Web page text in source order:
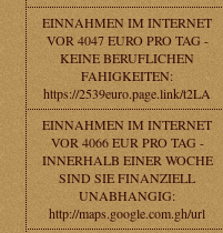
EINNAHMEN IM INTERNET
VOR 4047 EURO PRO TAG -
KEINE BERUFLICHEN
FAHIGKEITEN:
https://2539euro.page.link/t2LA
EINNAHMEN IM INTERNET
VOR 4066 EUR PRO TAG -
INNERHALB EINER WOCHE
SIND SIE FINANZIELL
UNABHANGIG:
http://maps.google.com.gh/url